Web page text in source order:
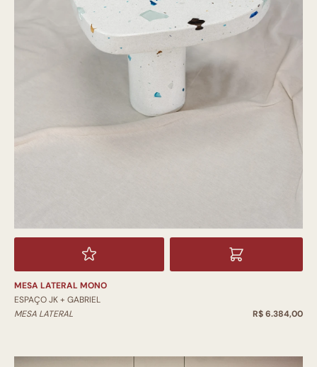
MESA LATERAL MONO
ESPAÇO JK + GABRIEL
MESA LATERAL
R$ 6.384,00